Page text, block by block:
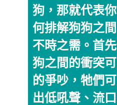
狗，那就代表
何排解狗狗之
不時之需。首
狗之間的衝突
的爭吵，牠們
出低吼聲、流